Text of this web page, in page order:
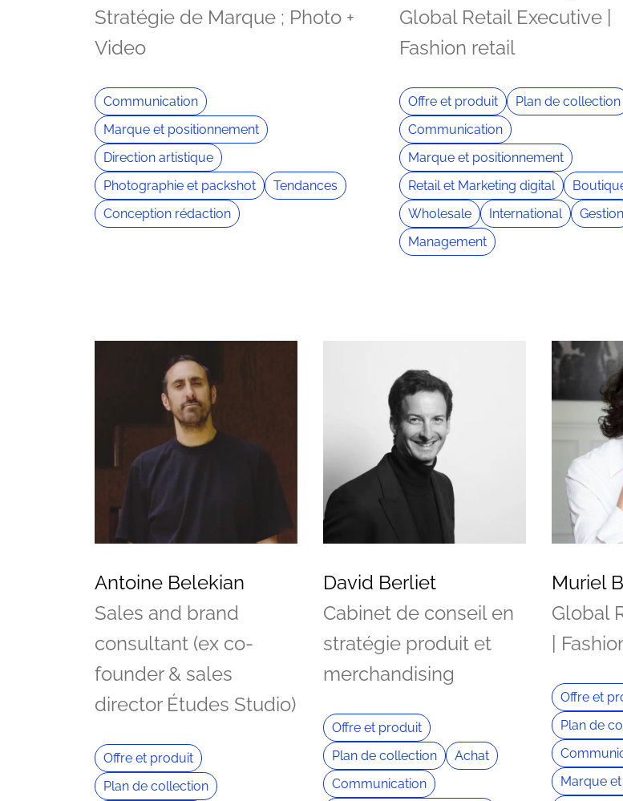
Stratégie de Marque ; Photo +
Video
Communication
Marque et positionnement
Direction artistique
Photographie et packshot
Tendances
Conception rédaction
Global Retail Executive |
Fashion retail
Offre et produit
Plan de collection
Communication
Marque et positionnement
Retail et Marketing digital
Wholesale
International
Gestion
Management
Antoine Belekian
Sales and brand
consultant (ex co-
founder & sales
director Études Studio)
Offre et produit
Plan de collection
David Berliet
Cabinet de conseil en
stratégie produit et
merchandising
Offre et produit
Plan de collection
Achat
Communication
Muriel
Global
|
Offre et
Plan de
Marque